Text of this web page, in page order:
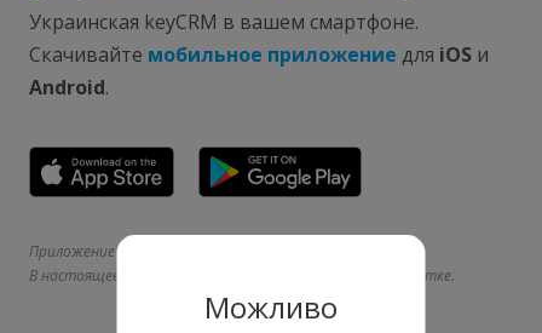
Можливо
Украинская keyCRM в вашем смартфоне.
Скачивайте мобильное приложение для iOS и
Android.
Приложение не заменяет десктопную версию системы.
В настоящее время часть разделов находится в разработке.